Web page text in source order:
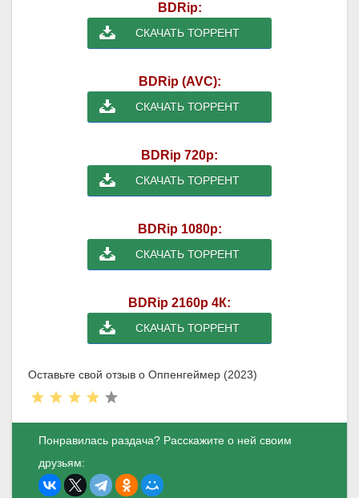
BDRip:
СКАЧАТЬ ТОРРЕНТ
BDRip (AVC):
СКАЧАТЬ ТОРРЕНТ
BDRip 720p:
СКАЧАТЬ ТОРРЕНТ
BDRip 1080p:
СКАЧАТЬ ТОРРЕНТ
BDRip 2160p 4К:
СКАЧАТЬ ТОРРЕНТ
Оставьте свой отзыв о Оппенгеймер (2023)
Понравилась раздача? Расскажите о ней своим
друзьям: